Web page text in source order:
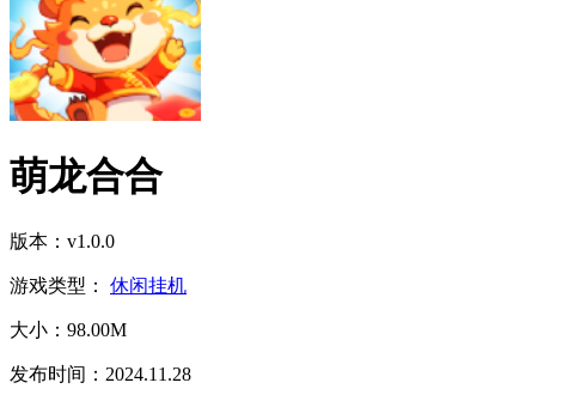
萌龙合合
版本：v1.0.0
游戏类型： 休闲挂机
大小：98.00M
发布时间：2024.11.28